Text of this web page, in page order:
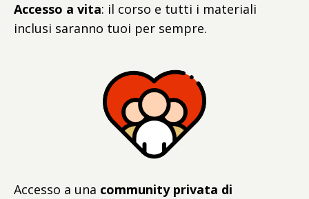
Accesso a vita: il corso e tutti i materiali
inclusi saranno tuoi per sempre.
Accesso a una community privata di